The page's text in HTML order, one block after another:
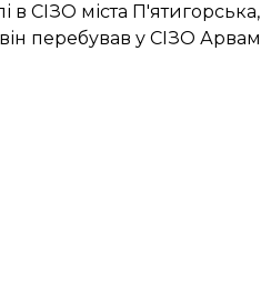
в СІЗО міста
перебував у СІЗО